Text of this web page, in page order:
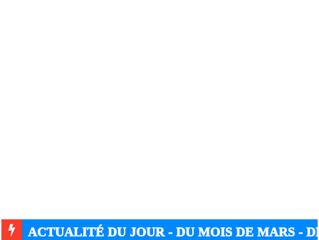
ACTUALITÉ DU JOUR - DU MOIS DE MARS -